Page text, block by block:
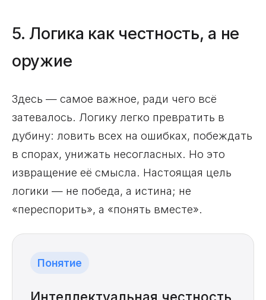
5. Логика как честность, а не
оружие
Здесь — самое важное, ради чего всё
затевалось. Логику легко превратить в
дубину: ловить всех на ошибках, побеждать
в спорах, унижать несогласных. Но это
извращение её смысла. Настоящая цель
логики — не победа, а истина; не
«переспорить», а «понять вместе».
Понятие
Интеллектуальная честность